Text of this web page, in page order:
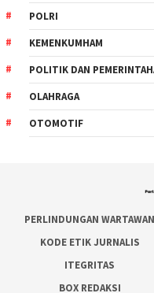
POLRI
KEMENKUMHAM
POLITIK DAN
OLAHRAGA
OTOMOTIF
PERLINDUNGAN WARTAWAN
KODE ETIK JURNALIS
ITEGRITAS
BOX REDAKSI